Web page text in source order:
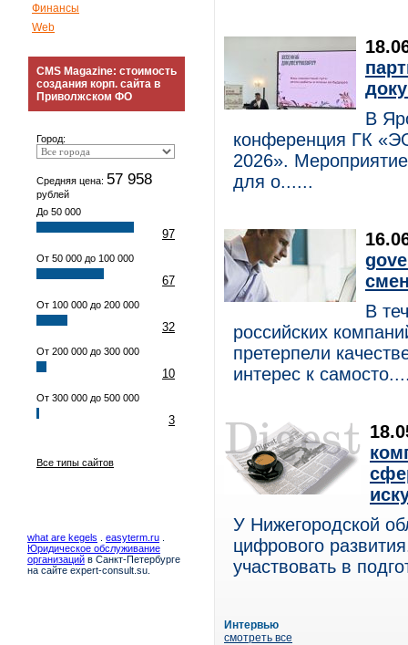
Финансы
Web
CMS Magazine: стоимость
создания корп. сайта в
Приволжском ФО
Город:
Средняя цена: 57 958
рублей
До 50 000
97
От 50 000 до 100 000
67
От 100 000 до 200 000
32
От 200 000 до 300 000
10
От 300 000 до 500 000
3
Все типы сайтов
what are kegels easyterm.ru
Юридическое обслуживание
организаций в Санкт-Петербурге
на сайте expert-consult.su.
В
конференция ГК
2026».
для о......
В
российских
претерпели
интерес к
У Нижегородской
цифрового
участвовать в
Интервью
смотреть все